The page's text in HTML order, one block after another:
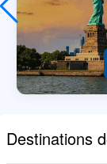
Destinations